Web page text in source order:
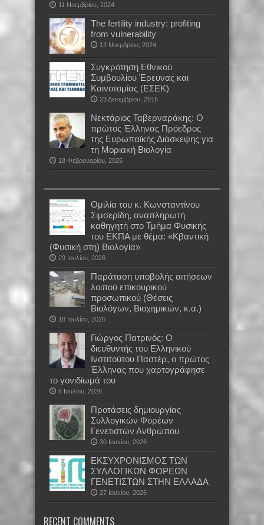
11 Νοεμβρίου, 2024
The fertility industry: profiting
from vulnerability
13 Νοεμβρίου, 2024
Συγκρότηση Εθνικού
Συμβουλίου Έρευνας και
Καινοτομίας (ΕΣΕΚ)
23 Δεκεμβρίου, 2016
Νεκτάριος Ταβερναράκης: Ο
πρώτος Έλληνας Πρόεδρος
της Ευρωπαϊκής Διάσκεψης για
τη Μοριακή Βιολογία
18 Φεβρουαρίου, 2025
Oμιλία του κ. Κωνσταντίνου
Σιμσερίδη, αναπληρωτή
καθηγητή στο Τμήμα Φυσικής
του ΕΚΠΑ με θέμα: «Κβαντική
(Φυσική στη) Βιολογία»
29 Ιουλίου, 2026
Παράταση υποβολής αιτήσεων
λοιπού επικουρικού
προσωπικού (Θέσεις
Βιολόγων, Βιοχημικών, κ.α.)
18 Ιουλίου, 2026
Γιώργος Πατρινός: Ο
διευθυντής του Ελληνικού
Ινστιτούτου Παστέρ, ο πρώτος
Έλληνας που χαρτογράφησε
το γονιδίωμά του
6 Ιουλίου, 2026
Προτάσεις δημιουργίας
Συλλογικών Φορέων
Γενετιστών Ανθρώπου
30 Ιουνίου, 2026
EKΣΥΧΡΟΝΙΣΜΟΣ ΤΩΝ
ΣΥΛΛΟΓΙΚΩΝ ΦΟΡΕΩΝ
ΓΕΝΕΤΙΣΤΩΝ ΣΤΗΝ ΕΛΛΑΔΑ
27 Ιουνίου, 2026
RECENT COMMENTS